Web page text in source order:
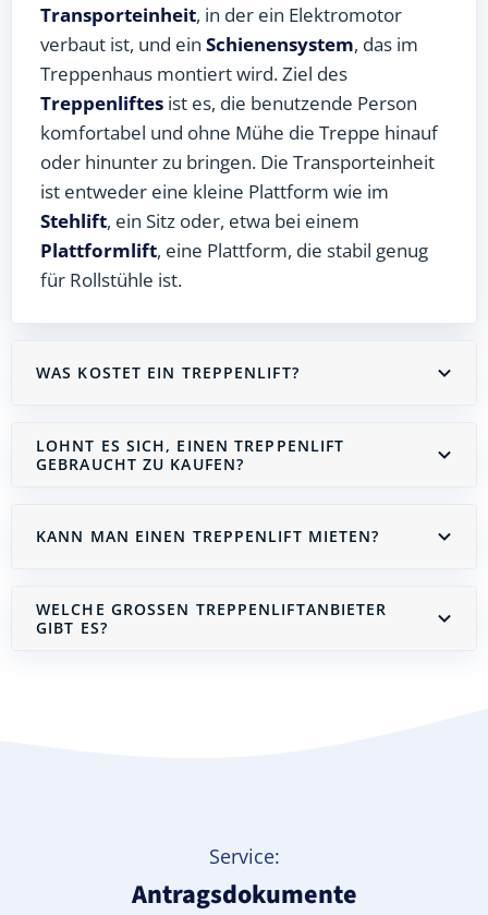
Transporteinheit, in der ein Elektromotor
verbaut ist, und ein Schienensystem, das im
Treppenhaus montiert wird. Ziel des
Treppenliftes ist es, die benutzende Person
komfortabel und ohne Mühe die Treppe hinauf
oder hinunter zu bringen. Die Transporteinheit
ist entweder eine kleine Plattform wie im
Stehlift, ein Sitz oder, etwa bei einem
Plattformlift, eine Plattform, die stabil genug
für Rollstühle ist.
WAS KOSTET EIN TREPPENLIFT?
LOHNT ES SICH, EINEN TREPPENLIFT
GEBRAUCHT ZU KAUFEN?
KANN MAN EINEN TREPPENLIFT MIETEN?
WELCHE GROSSEN TREPPENLIFTANBIETER G
IBT ES?
Service:
Antragsdokumente